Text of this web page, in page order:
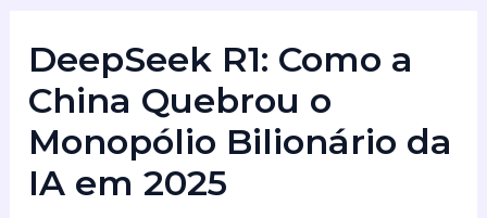
DeepSeek R1: Como a
China Quebrou o
Monopólio Bilionário da
IA em 2025